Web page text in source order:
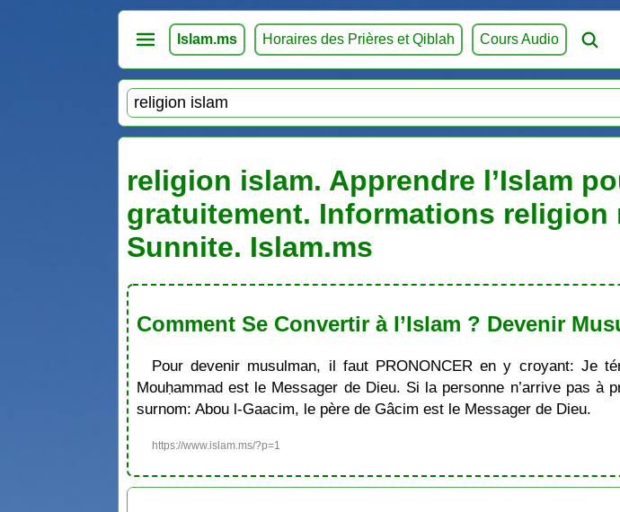
Islam.ms Horaires des Prières et Qiblah Cours Audio
religion islam. Apprendre l’Islam
gratuitement. Informations religion
Sunnite. Islam.ms
Comment Se Convertir à l’Islam ? Devenir
Pour devenir musulman, il faut PRONONCER en y croyant: Je
Mouḥammad est le Messager de Dieu. Si la personne n’arrive pas à
surnom: Abou l-Gaacim, le père de Gâcim est le Messager de Dieu.
https://www.islam.ms/?p=1